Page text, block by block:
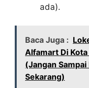
ada).
Baca Juga :
Alfamart Di
(Jangan
Sekarang)